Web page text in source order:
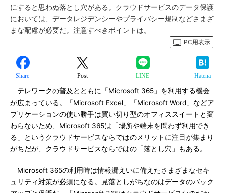
にすると思わぬ落とし穴がある。クラウドサービスのデータ保護
においては、データレジデンシーやプライバシー規制などさまざ
まな配慮が必要だ。注意すべきポイントは。
PC用表示
Share Post LINE Hatena
テレワークの普及とともに「Microsoft 365」を利用する機会
が広まっている。「Microsoft Excel」「Microsoft Word」などア
プリケーションの使い勝手は買い切り型のオフィススイートと変
わらないため、Microsoft 365は「場所や端末を問わず利用でき
る」というクラウドサービスならではのメリットに注目が集まり
がちだが、クラウドサービスならではの「落とし穴」もある。
Microsoft 365の利用時は情報漏えいに備えたさまざまなセキ
ュリティ対策が必須になる。見落としがちなのはデータのバック